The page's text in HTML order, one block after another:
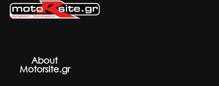
About
Motorsite.gr